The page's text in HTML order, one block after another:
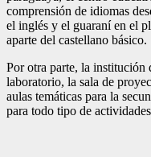
comprensión de idiomas
el inglés y el guaraní en el
aparte del castellano básico.
Por otra parte, la institución
laboratorio, la sala de
aulas temáticas para la
para todo tipo de